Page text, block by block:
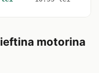
motorina